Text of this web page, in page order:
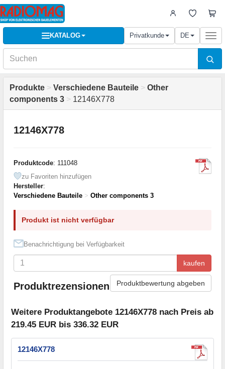
KATALOG Privatkunde DE
Produkte > Verschiedene Bauteile > Other
components 3 > 12146X778
12146X778
Produktcode: 111048
zu Favoriten hinzufügen
Hersteller:
Verschiedene Bauteile > Other components 3
Produkt ist nicht verfügbar
Benachrichtigung bei Verfügbarkeit
kaufen
Produktrezensionen Produktbewertung abgeben
Weitere Produktangebote 12146X778 nach Preis ab
219.45 EUR bis 336.32 EUR
12146X778